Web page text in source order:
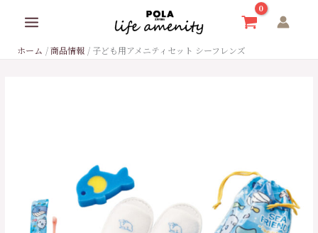
ホーム 商品情報 子ども用アメニティセット シーフレンズ